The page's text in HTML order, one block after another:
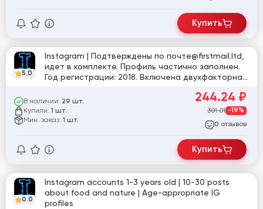
Купить
5.0
Instagram | Подтверждены по почте@firstmail.ltd,
идет в комплекте. Профиль частично заполнен.
Год регистрации: 2018. Включена двухфакторная
В наличии: 29 шт.
Купили: 1 шт.
Мин. заказ: 1 шт.
244.24 ₽
301.01 -19%
0 отзывов
Купить
0.0
Instagram accounts 1-3 years old | 10-30 posts
about food and nature | Age-appropriate IG
profiles